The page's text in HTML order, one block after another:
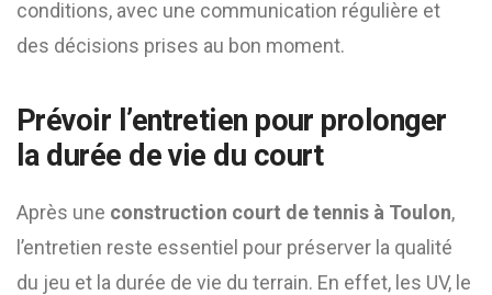
conditions, avec une communication régulière et
des décisions prises au bon moment.
Prévoir l’entretien pour prolonger
la durée de vie du court
Après une construction court de tennis à Toulon,
l’entretien reste essentiel pour préserver la qualité
du jeu et la durée de vie du terrain. En effet, les UV, le